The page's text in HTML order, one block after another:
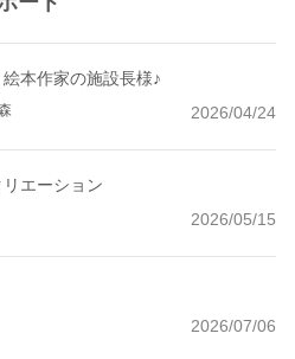
本作家の施設長様♪
2026/04/24
エーション
2026/05/15
2026/07/06